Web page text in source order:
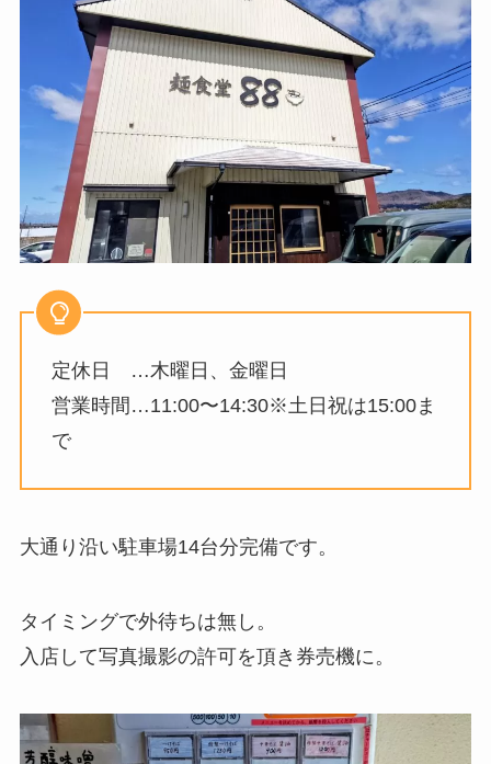
定休日 …木曜日、金曜日
営業時間…11:00〜14:30※土日祝は15:00ま
で
大通り沿い駐車場14台分完備です。
タイミングで外待ちは無し。
入店して写真撮影の許可を頂き券売機に。